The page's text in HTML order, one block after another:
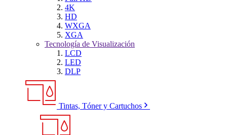
4K
HD
WXGA
XGA
Tecnología de Visualización
LCD
LED
DLP
Tintas, Tóner y Cartuchos